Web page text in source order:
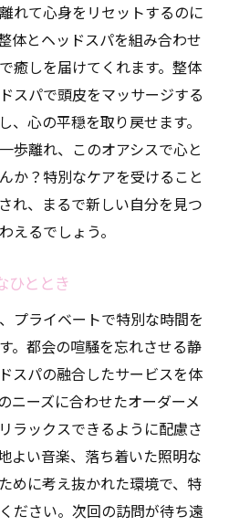
れて心身をリセットするのに
体とヘッドスパを組み合わせ
癒しを届けてくれます。整体
スパで頭皮をマッサージする
、心の平穏を取り戻せます。
歩離れ、このオアシスで心と
か？特別なケアを受けること
れ、まるで新しい自分を見つ
えるでしょう。
ひととき
プライベートで特別な時間を
。都会の喧騒を忘れさせる静
スパの融合したサービスを体
ニーズに合わせたオーダーメ
ラックスできるように配慮さ
よい音楽、落ち着いた照明な
めに考え抜かれた環境で、特
ださい。次回の訪問が待ち遠